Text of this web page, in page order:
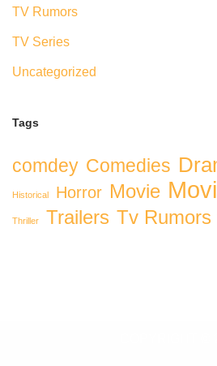
TV Rumors
TV Series
Uncategorized
Tags
comdey Comedies
Historical Horror Movie
Thriller Trailers Tv Rumors